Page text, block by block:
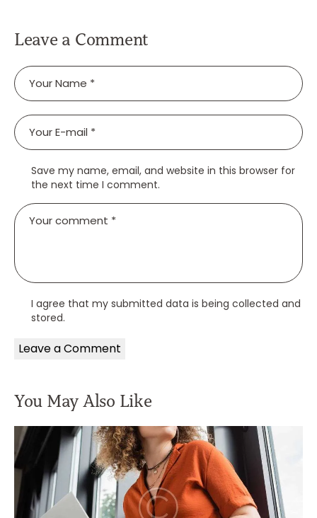
Leave a Comment
Save my name, email, and website in this browser for
the next time I comment.
I agree that my submitted data is being collected and
stored.
You May Also Like